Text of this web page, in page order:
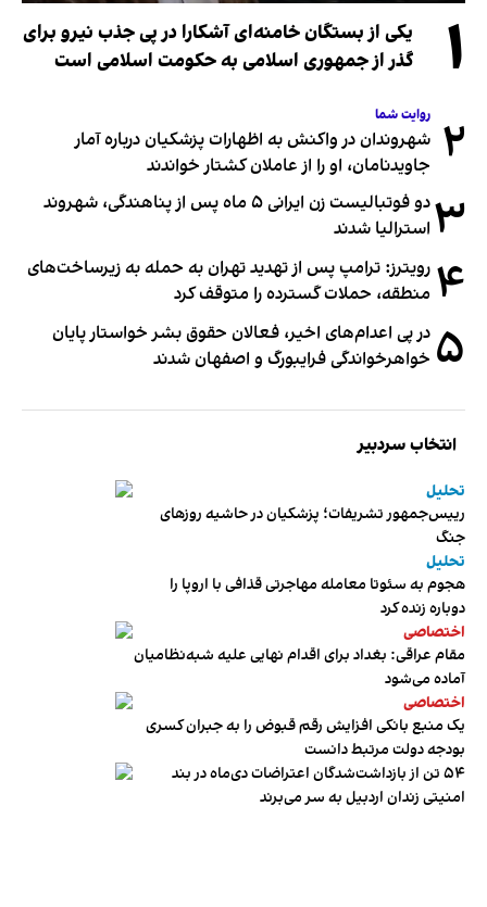
۱
یکی از بستگان خامنه‌ای آشکارا در پی جذب نیرو برای
گذر از جمهوری اسلامی به حکومت اسلامی است
۲ روایت شما
شهروندان در واکنش به اظهارات پزشکیان درباره آمار
جاویدنامان، او را از عاملان کشتار خواندند
۳
دو فوتبالیست زن ایرانی ۵ ماه پس از پناهندگی، شهروند
استرالیا شدند
۴ رویترز: ترامپ پس از تهدید تهران به حمله به زیرساخت‌های
منطقه، حملات گسترده را متوقف کرد
۵ در پی اعدام‌های اخیر، فعالان حقوق بشر خواستار پایان
خواهرخواندگی فرایبورگ و اصفهان شدند
انتخاب سردبیر
تحلیل
رییس‌جمهور تشریفات؛ پزشکیان در حاشیه روزهای
جنگ
تحلیل
هجوم به سئوتا معامله مهاجرتی قذافی با اروپا را
دوباره زنده کرد
اختصاصی
مقام عراقی: بغداد برای اقدام نهایی علیه شبه‌نظامیان
آماده می‌شود
اختصاصی
یک منبع بانکی افزایش رقم قبوض را به جبران کسری
بودجه دولت مرتبط دانست
۵۴ تن از بازداشت‌شدگان اعتراضات دی‌ماه در بند
امنیتی زندان اردبیل به سر می‌برند